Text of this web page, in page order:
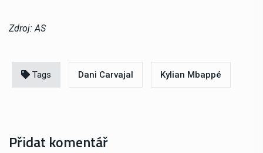
Zdroj: AS
Tags Dani Carvajal Kylian Mbappé
Přidat komentář